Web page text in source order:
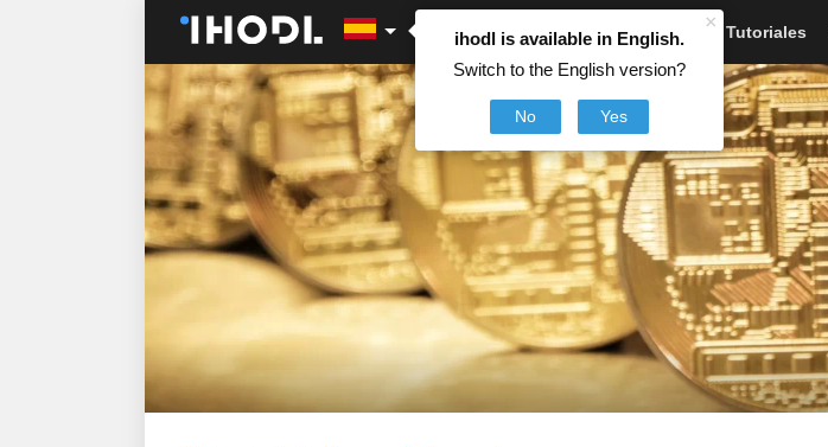
×
ihodl is available in English.
Switch to the English version?
No Yes
Artículos Noticias Tutoriales